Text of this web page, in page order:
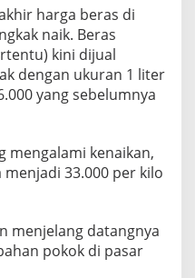
harga beras di
naik. Beras
kini dijual
dengan ukuran 1 liter
yang sebelumnya
mengalami kenaikan,
33.000 per kilo
menjelang datangnya
pokok di pasar